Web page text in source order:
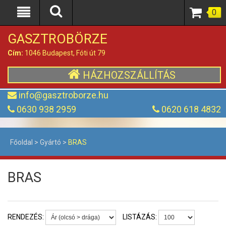
GASZTROBÖRZE
Cím: 1046 Budapest, Fóti út 79
HÁZHOZSZÁLLÍTÁS
info@gasztroborze.hu
0630 938 2959
0620 618 4832
0
Főoldal > Gyártó > BRAS
BRAS
RENDEZÉS: LISTÁZÁS: